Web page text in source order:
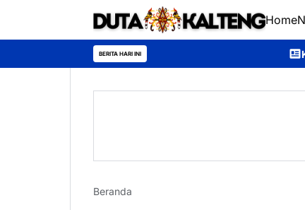
Home
BERITA HARI INI Kontingen
Beranda